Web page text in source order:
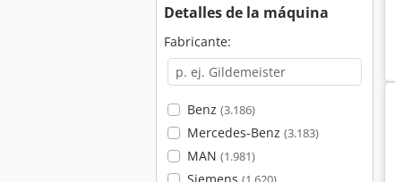
Detalles de la máquina
Fabricante:
Benz (3.186)
Mercedes-Benz (3.183)
MAN (1.981)